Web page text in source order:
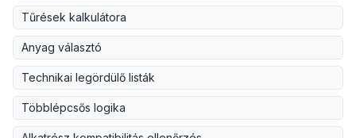
Tűrések kalkulátora
Anyag választó
Technikai legördülő listák
Többlépcsős logika